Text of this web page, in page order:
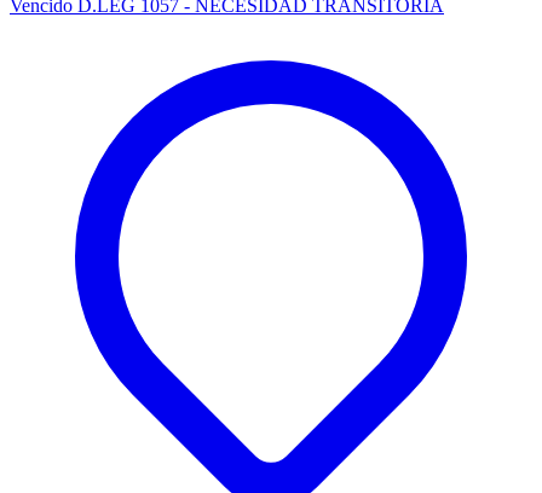
Vencido D.LEG 1057 - NECESIDAD TRANSITORIA